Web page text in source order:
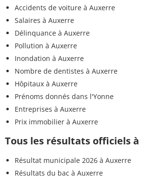
Accidents de voiture à Auxerre
Salaires à Auxerre
Délinquance à Auxerre
Pollution à Auxerre
Inondation à Auxerre
Nombre de dentistes à Auxerre
Hôpitaux à Auxerre
Prénoms donnés dans l'Yonne
Entreprises à Auxerre
Prix immobilier à Auxerre
Tous les résultats officiels
Résultat municipale 2026 à Auxerre
Résultats du bac à Auxerre